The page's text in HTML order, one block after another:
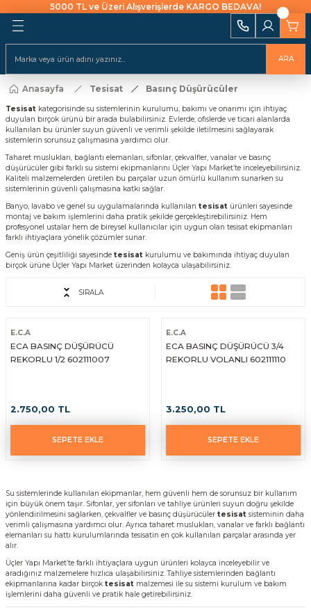
5000 TL ve Üzeri Alışverişlerde KARGO BEDAVA!
/ Vernikler
Eviye (Mutfak) Bataryası
Banyo & Duş Bataryası
Lavabo Bataryası
Süzgeç
Uçlar
Aparatları
ARA
Anasayfa Tesisat Basınç Düşürücüler
Tesisat kategorisinde su sistemlerinin kurulumu, bakımı ve onarımı için ihtiyaç
duyulan birçok ürünü bir arada bulabilirsiniz. Evlerde, ofislerde ve ticari alanlarda
kullanılan bu ürünler suyun güvenli ve verimli şekilde iletilmesini sağlayarak
sistemlerin sorunsuz çalışmasına yardımcı olur.
Taharet muslukları, bağlantı elemanları, sifonlar, çekvalfler, vanalar ve basınç
düşürücüler gibi farklı su sistemi ekipmanlarını Üçler Yapı Market’te inceleyebilirsiniz.
Kaliteli malzemelerden üretilen bu parçalar uzun ömürlü kullanım sunarken su
sistemlerinin güvenli çalışmasına katkı sağlar.
Banyo, lavabo ve genel su uygulamalarında kullanılan tesisat ürünleri sayesinde
montaj ve bakım işlemlerini daha pratik şekilde gerçekleştirebilirsiniz. Hem
profesyonel ustalar hem de bireysel kullanıcılar için uygun olan tesisat ekipmanları
farklı ihtiyaçlara yönelik çözümler sunar.
Geniş ürün çeşitliliği sayesinde tesisat kurulumu ve bakımında ihtiyaç duyulan
birçok ürüne Üçler Yapı Market üzerinden kolayca ulaşabilirsiniz.
SIRALA
E.C.A
ECA BASINÇ DÜŞÜRÜCÜ
REKORLU 1/2 602111007
2.750,00 TL
SEPETE EKLE
E.C.A
ECA BASINÇ DÜŞÜRÜCÜ 3/4
REKORLU VOLANLI 602111110
3.250,00 TL
SEPETE EKLE
Su sistemlerinde kullanılan ekipmanlar, hem güvenli hem de sorunsuz bir kullanım
için büyük önem taşır. Sifonlar, yer sifonları ve tahliye ürünleri suyun doğru şekilde
yönlendirilmesini sağlarken, çekvalfler ve basınç düşürücüler tesisat sisteminin daha
verimli çalışmasına yardımcı olur. Ayrıca taharet muslukları, vanalar ve farklı bağlantı
elemanları su hattı kurulumlarında tesisatin en çok kullanılan parçalar arasında yer
alır.
Üçler Yapı Market’te farklı ihtiyaçlara uygun ürünleri kolayca inceleyebilir ve
aradığınız malzemelere hızlıca ulaşabilirsiniz. Tahliye sistemlerinden bağlantı
ekipmanlarına kadar birçok tesisat malzemesi ile su sistemi kurulum ve bakım
işlemlerini daha güvenli ve pratik hale getirebilirsiniz.